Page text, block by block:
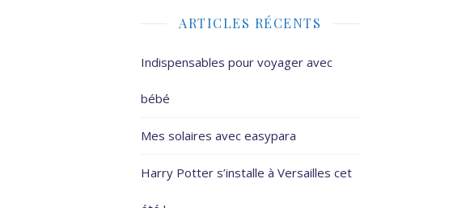
ARTICLES RÉCENTS
Indispensables pour voyager avec
bébé
Mes solaires avec easypara
Harry Potter s’installe à Versailles cet